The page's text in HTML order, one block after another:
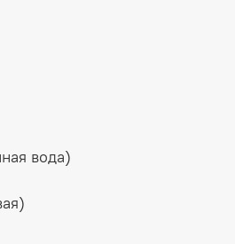
новую коллекцию, "одетую" в
в которую вошли три аромата -
энергией красных
цветочный букет окутан
мускуса и мха, усиливающий
придает сладострастного и
мандарин, фруктовые ноты;
ноты, мараку́йя, амбра;
вода)